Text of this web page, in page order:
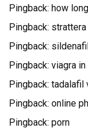
Pingback: how
Pingback:
Pingback:
Pingback: viagra
Pingback: tadalafil
Pingback: online
Pingback: porn